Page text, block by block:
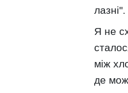
Я не
між
де